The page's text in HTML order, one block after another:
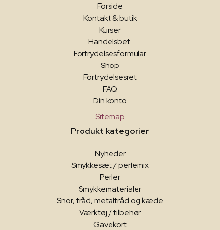
Forside
Kontakt & butik
Kurser
Handelsbet.
Fortrydelsesformular
Shop
Fortrydelsesret
FAQ
Din konto
Sitemap
Produkt kategorier
Nyheder
Smykkesæt / perlemix
Perler
Smykkematerialer
Snor, tråd, metaltråd og kæde
Værktøj / tilbehør
Gavekort